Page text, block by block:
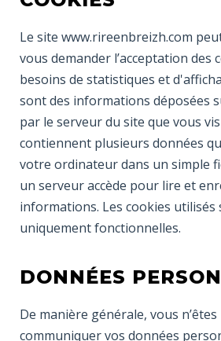
Le site www.rireenbreizh.com
vous demander l’acceptation des
besoins de statistiques et
sont des informations déposées
par le serveur du site que vous
contiennent plusieurs données
votre ordinateur dans un simple
un serveur accède pour lire et
informations. Les cookies utilisés
uniquement fonctionnelles.
DONNÉES
De manière générale, vous
communiquer vos données